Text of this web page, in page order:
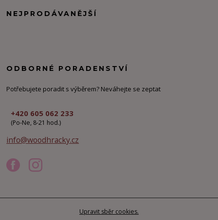
NEJPRODÁVANĚJŠÍ
ODBORNÉ PORADENSTVÍ
Potřebujete poradit s výběrem? Neváhejte se zeptat
+420 605 062 233
(Po-Ne, 8-21 hod.)
info@woodhracky.cz
Upravit sběr cookies.